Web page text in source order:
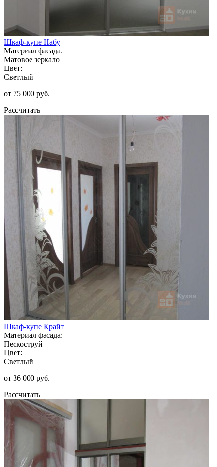
Шкаф-купе Набу
Материал фасада:
Матовое зеркало
Цвет:
Светлый
от 75 000 руб.
Рассчитать
Шкаф-купе Крайт
Материал фасада:
Пескоструй
Цвет:
Светлый
от 36 000 руб.
Рассчитать